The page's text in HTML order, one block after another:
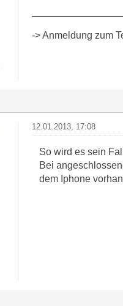
-> Anmeldung zum
12.01.2013, 17:08
So wird es sein
Bei
dem Iphone